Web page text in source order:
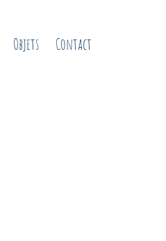
Objets Contact